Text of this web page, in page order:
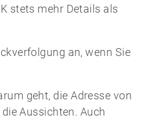
stets mehr Details als
an, wenn Sie
geht, die Adresse von
Aussichten. Auch